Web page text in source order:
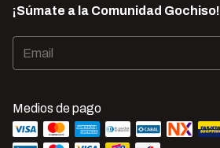
¡Súmate a la Comunidad Gochiso!
Medios de pago